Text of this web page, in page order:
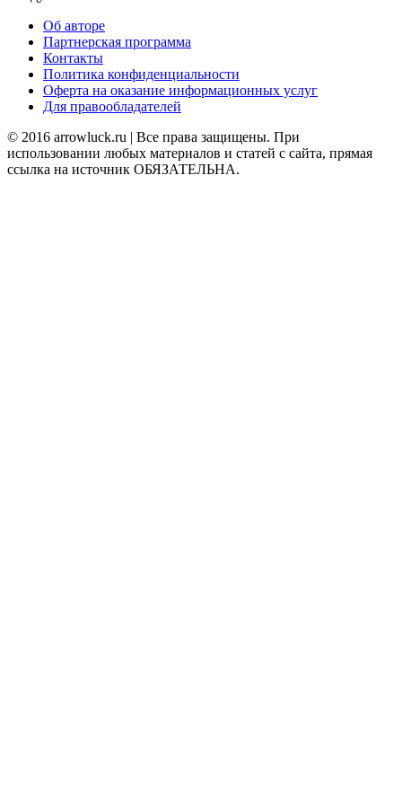
Об авторе
Партнерская программа
Контакты
Политика конфиденциальности
Оферта на оказание информационных услуг
Для правообладателей
© 2016 arrowluck.ru | Все права защищены. При
использовании любых материалов и статей с сайта, прямая
ссылка на источник ОБЯЗАТЕЛЬНА.